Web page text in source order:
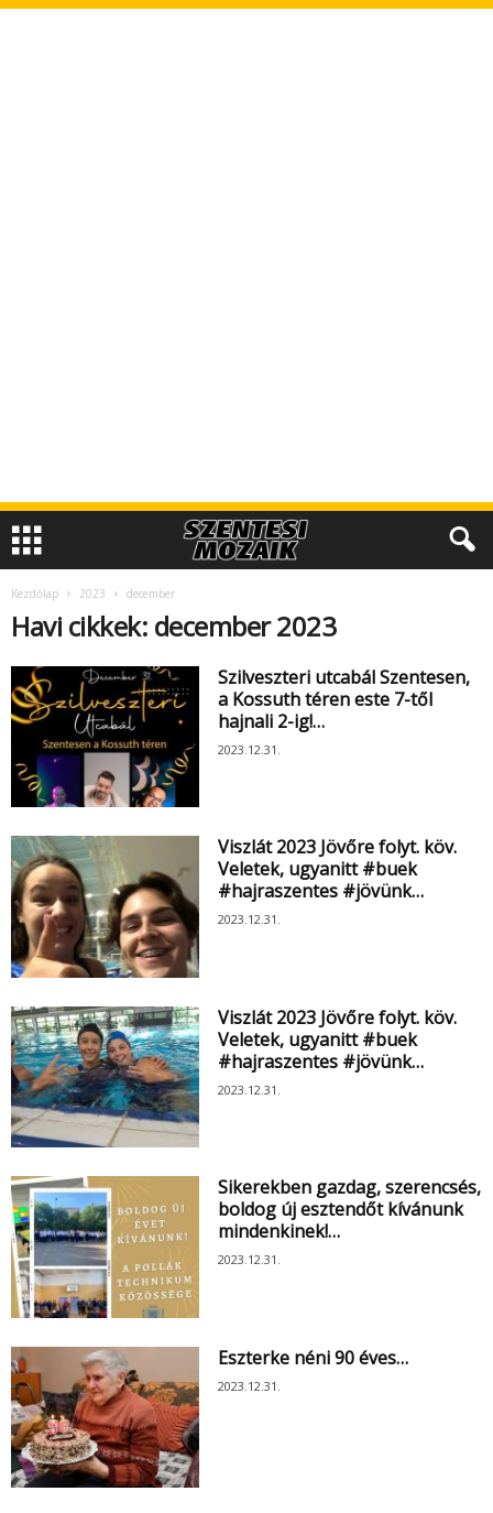
Kezdőlap 2023 december
Havi cikkek: december 2023
Szilveszteri utcabál Szentesen,
a Kossuth téren este 7-től
hajnali 2-ig!…
2023.12.31.
Viszlát 2023 Jövőre folyt. köv.
Veletek, ugyanitt #buek
#hajraszentes #jövünk…
2023.12.31.
Viszlát 2023 Jövőre folyt. köv.
Veletek, ugyanitt #buek
#hajraszentes #jövünk…
2023.12.31.
Sikerekben gazdag, szerencsés,
boldog új esztendőt kívánunk
mindenkinek!…
2023.12.31.
Eszterke néni 90 éves…
2023.12.31.